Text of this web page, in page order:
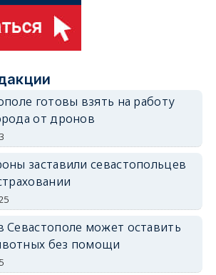
готовы взять на работу
от дронов
заставили севастопольцев
Севастополе может оставить
без помощи